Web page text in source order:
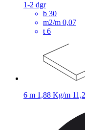
1-2 dgr
b 30
m2/m 0,07
t 6
6 m 1,88 Kg/m